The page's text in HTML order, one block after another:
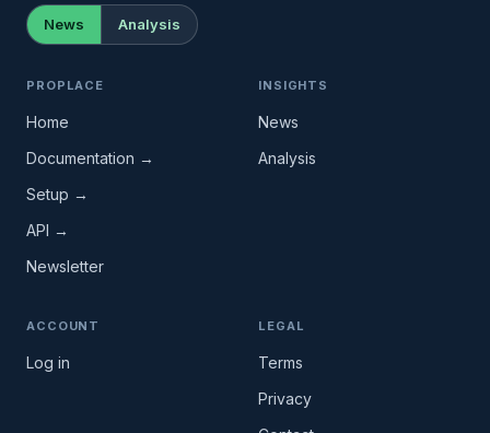
News Analysis
PROPLACE
Home
Documentation →
Setup →
API →
Newsletter
INSIGHTS
News
Analysis
ACCOUNT
Log in
LEGAL
Terms
Privacy